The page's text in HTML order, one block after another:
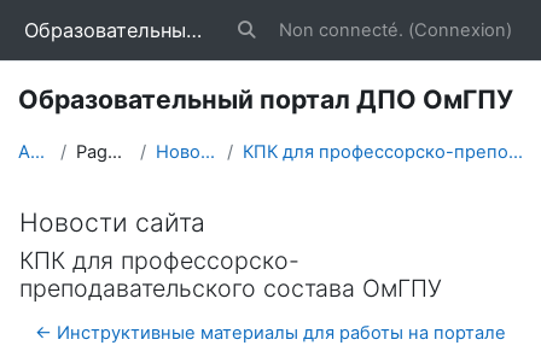
Образовательный портал ДПО ОмГПУ Activer/désactiver la saisie de
Non connecté. (Connexion)
Образовательный портал ДПО ОмГПУ
Accueil Pages du site Новости сайта КПК для профессорско-преподавательского состава ОмГПУ
Новости сайта
КПК для профессорско-
преподавательского состава ОмГПУ
← Инструктивные материалы для работы на портале